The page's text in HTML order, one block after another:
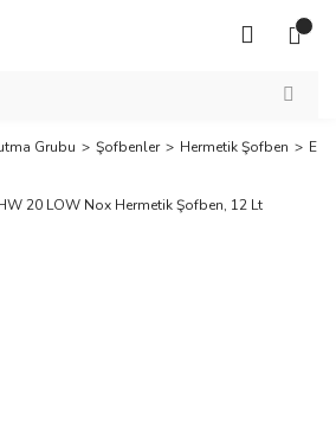
Grubu Şofbenler Hermetik Şofben